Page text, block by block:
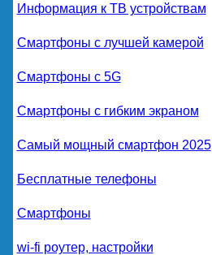
Информация к ТВ устройствам
Смартфоны с лучшей камерой
Смартфоны с 5G
Смартфоны с гибким экраном
Самый мощный смартфон 2025
Бесплатные телефоны
Смартфоны
wi-fi роутер, настройки